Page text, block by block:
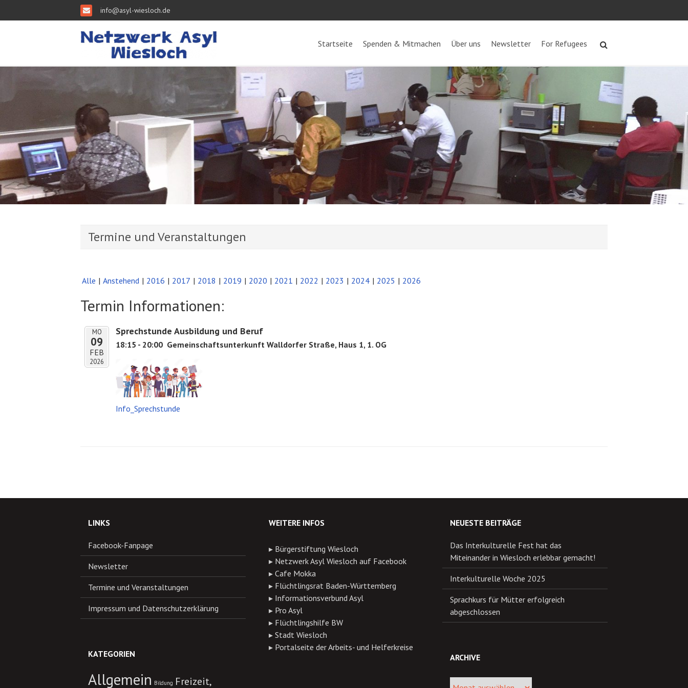
info@asyl-wiesloch.de
Startseite Spenden & Mitmachen Über uns Newsletter For Refugees
Termine und Veranstaltungen
Alle Anstehend 2016 2017 2018 2019 2020 2021 2022 2023 2024 2025 2026
Termin Informationen:
MO
09
FEB
2026
Sprechstunde Ausbildung und Beruf
18:15 - 20:00 Gemeinschaftsunterkunft Walldorfer Straße, Haus 1, 1. OG
Info_Sprechstunde
LINKS
Facebook-Fanpage
Newsletter
Termine und Veranstaltungen
Impressum und Datenschutzerklärung
KATEGORIEN
Allgemein Bildung Freizeit,
WEITERE INFOS
▸ Bürgerstiftung Wiesloch
▸ Netzwerk Asyl Wiesloch auf Facebook
▸Cafe Mokka
▸ Flüchtlingsrat Baden-Württemberg
▸ Informationsverbund Asyl
▸ Pro Asyl
▸ Flüchtlingshilfe BW
▸Stadt Wiesloch
▸ Portalseite der Arbeits- und Helferkreise
NEUESTE BEITRÄGE
Das Interkulturelle Fest hat das
Miteinander in Wiesloch erlebbar gemacht!
Interkulturelle Woche 2025
Sprachkurs für Mütter erfolgreich
abgeschlossen
ARCHIVE
Archive